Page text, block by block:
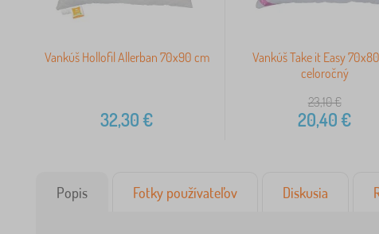
Vankúš Hollofil Allerban 70x90 cm
32,30€
Vankúš Take it Easy
celoročný
23,10€
20,40€
Popis Fotky používateľov Diskusia